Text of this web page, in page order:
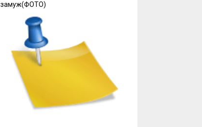
замуж(ФОТО)